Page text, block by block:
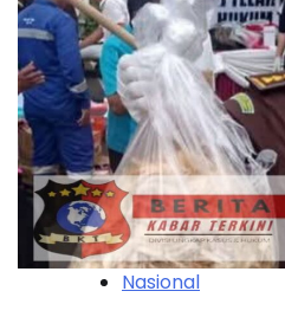
Nasional